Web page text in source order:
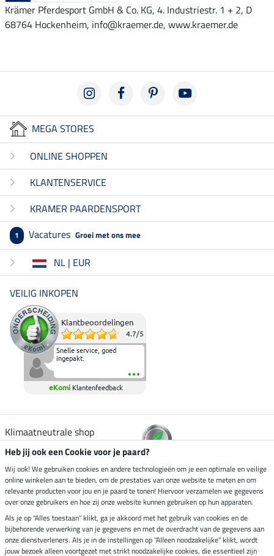
Krämer Pferdesport GmbH & Co. KG, 4. Industriestr. 1 + 2, D
68764 Hockenheim, info@kraemer.de, www.kraemer.de
MEGA STORES
ONLINE SHOPPEN
KLANTENSERVICE
KRAMER PAARDENSPORT
1 Vacatures Groei met ons mee
NL | EUR
VEILIG INKOPEN
Klantbeoordelingen
4.7/5
Snelle service, goed
ingepakt.
eKomi Klantenfeedback
Klimaatneutrale shop
Verzending per
Veilig betalen met
Heb jij ook een Cookie voor je paard?
Wij ook! We gebruiken cookies en andere technologieën om je een optimale en veilige
online winkelen aan te bieden, om de prestaties van onze website te meten en om
relevante producten voor jou en je paard te tonen! Hiervoor verzamelen we gegevens
over onze gebruikers en hoe zij onze website kunnen gebruiken op hun apparaten.
Als je op "Alles toestaan" klikt, ga je akkoord met het gebruik van cookies en de
bijbehorende verwerking van je gegevens en met de overdracht van de gegevens aan
onze dienstverleners. Als je in de instellingen op "Alleen noodzakelijke" klikt, wordt
jouw bezoek alleen voortgezet met strikt noodzakelijke cookies, die essentieel zijn